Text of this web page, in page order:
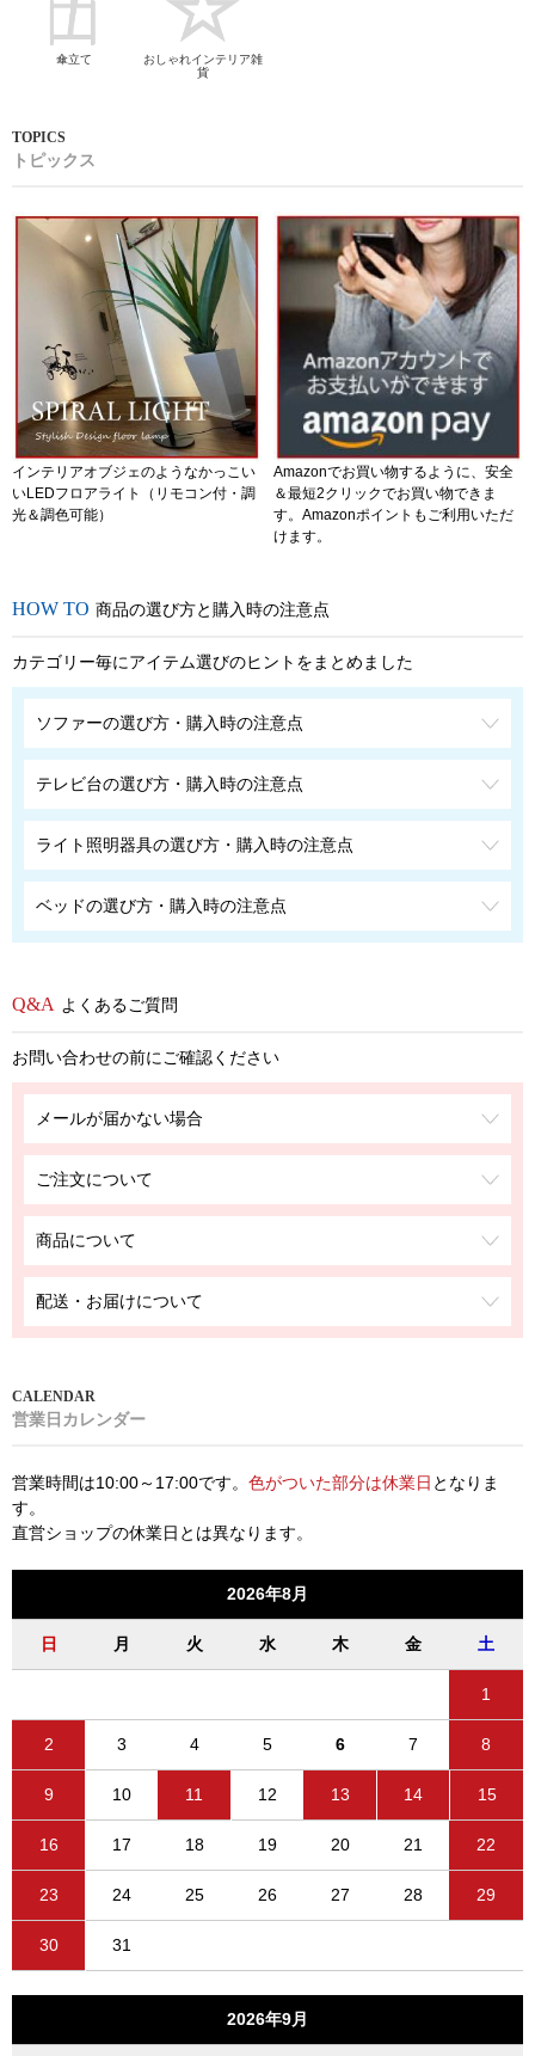
傘立て
おしゃれインテリア雑
貨
トピックス
インテリアオブジェのようなかっこい
いLEDフロアライト（リモコン付・調
光＆調色可能）
Amazonでお買い物するように、安全
＆最短2クリックでお買い物できま
す。Amazonポイントもご利用いただ
けます。
商品の選び方と購入時の注意点
カテゴリー毎にアイテム選びのヒントをまとめました
ソファーの選び方・購入時の注意点
テレビ台の選び方・購入時の注意点
ライト照明器具の選び方・購入時の注意点
ベッドの選び方・購入時の注意点
よくあるご質問
お問い合わせの前にご確認ください
メールが届かない場合
ご注文について
商品について
配送・お届けについて
営業日カレンダー
営業時間は10:00～17:00です。 色がついた部分は休業日 となりま
す。
直営ショップの休業日とは異なります。
2026年8月
日 月 火 水 木 金 土
1
2 3 4 5 6 7 8
9 10 11 12 13 14 15
16 17 18 19 20 21 22
23 24 25 26 27 28 29
30 31
2026年9月